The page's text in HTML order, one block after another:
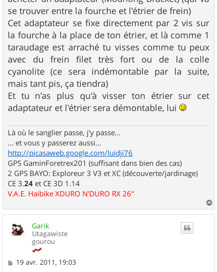
se trouver entre la fourche et l'étrier de frein)
Cet adaptateur se fixe directement par 2 vis sur
la fourche à la place de ton étrier, et là comme 1
taraudage est arraché tu visses comme tu peux
avec du frein filet très fort ou de la colle
cyanolite (ce sera indémontable par la suite,
mais tant pis, ça tiendra)
Et tu n'as plus qu'à visser ton étrier sur cet
adaptateur et l'étrier sera démontable, lui
Là où le sanglier passe, j'y passe...
... et vous y passerez aussi...
http://picasaweb.google.com/luidji76
GPS GaminForetrex201 (suffisant dans bien des cas)
2 GPS BAYO: Exploreur 3 V3 et XC (découverte/jardinage)
CE 3.24 et CE 3D 1.14
V.A.E. Haibike XDURO N'DURO RX 26"
a
Garik
Utagawiste
gourou
M19 avr. 2011, 19:03